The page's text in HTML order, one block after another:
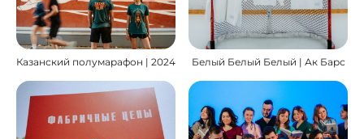
Казанский полумарафон | 2024 Белый Белый Белый | Ак Барс